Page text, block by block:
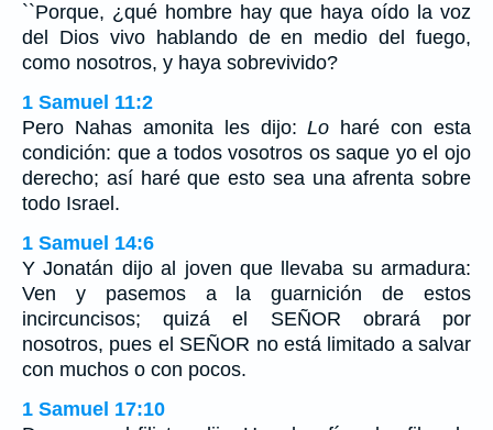
``Porque, ¿qué hombre hay que haya oído la voz
del Dios vivo hablando de en medio del fuego,
como nosotros, y haya sobrevivido?
1 Samuel 11:2
Pero Nahas amonita les dijo:Lo haré con esta
condición: que a todos vosotros os saque yo el ojo
derecho; así haré que esto sea una afrenta sobre
todo Israel.
1 Samuel 14:6
Y Jonatán dijo al joven que llevaba su armadura:
Ven y pasemos a la guarnición de estos
incircuncisos; quizá el SEÑOR obrará por
nosotros, pues el SEÑOR no está limitado a salvar
con muchos o con pocos.
1 Samuel 17:10